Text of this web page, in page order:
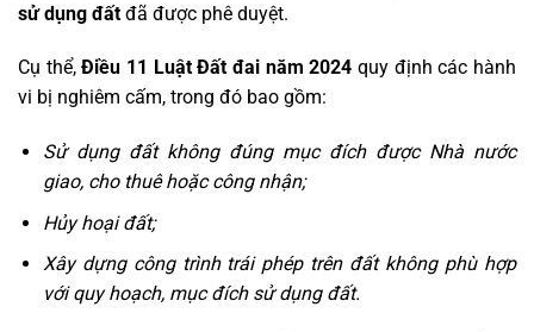
sử dụng đất đã được phê duyệt.
Cụ thể,Điều 11 Luật Đất đai năm 2024 quy định các hành
vi bị nghiêm cấm, trong đó bao gồm:
Sử dụng đất không đúng mục đích được Nhà nước
giao, cho thuê hoặc công nhận;
Hủy hoại đất;
Xây dựng công trình trái phép trên đất không phù hợp
với quy hoạch, mục đích sử dụng đất.